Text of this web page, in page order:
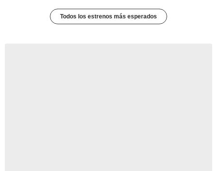
Todos los estrenos más esperados